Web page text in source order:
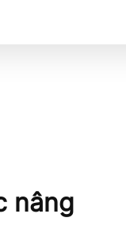
nâng